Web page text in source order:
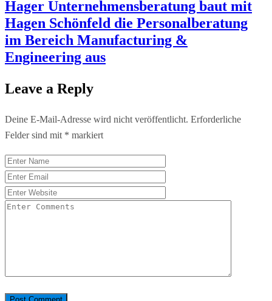
Hager Unternehmensberatung baut mit
Hagen Schönfeld die Personalberatung
im Bereich Manufacturing &
Engineering aus
Leave a Reply
Deine E-Mail-Adresse wird nicht veröffentlicht. Erforderliche
Felder sind mit * markiert